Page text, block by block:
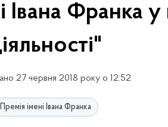
Франка у
27 червня 2018 року о 12:52
Премія імені Івана Франка